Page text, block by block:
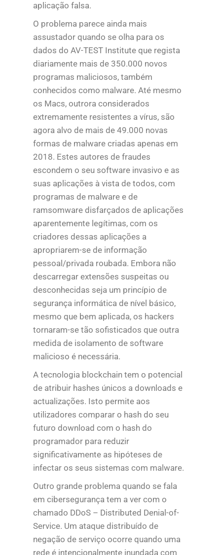
aplicação falsa.
O problema parece ainda mais
assustador quando se olha para os
dados do AV-TEST Institute que regista
diariamente mais de 350.000 novos
programas maliciosos, também
conhecidos como malware. Até mesmo
os Macs, outrora considerados
extremamente resistentes a vírus, são
agora alvo de mais de 49.000 novas
formas de malware criadas apenas em
2018. Estes autores de fraudes
escondem o seu software invasivo e as
suas aplicações à vista de todos, com
programas de malware e de
ramsomware disfarçados de aplicações
aparentemente legítimas, com os
criadores dessas aplicações a
apropriarem-se de informação
pessoal/privada roubada. Embora não
descarregar extensões suspeitas ou
desconhecidas seja um princípio de
segurança informática de nível básico,
mesmo que bem aplicada, os hackers
tornaram-se tão sofisticados que outra
medida de isolamento de software
malicioso é necessária.
A tecnologia blockchain tem o potencial
de atribuir hashes únicos a downloads e
actualizações. Isto permite aos
utilizadores comparar o hash do seu
futuro download com o hash do
programador para reduzir
significativamente as hipóteses de
infectar os seus sistemas com malware.
Outro grande problema quando se fala
em cibersegurança tem a ver com o
chamado DDoS – Distributed Denial-of-
Service. Um ataque distribuído de
negação de serviço ocorre quando uma
rede é intencionalmente inundada com